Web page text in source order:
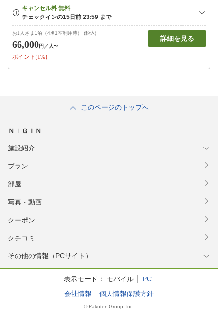
お1人さま1泊（4名1室利用時） (税込)
66,000円 ／人〜
ポイント(1%)
詳細を見る
このページのトップへ
ＮＩＧＩＮ
施設紹介
プラン
部屋
写真・動画
クーポン
クチコミ
その他の情報（PCサイト）
表示モード： モバイル
PC
会社情報
個人情報保護方針
© Rakuten Group, Inc.